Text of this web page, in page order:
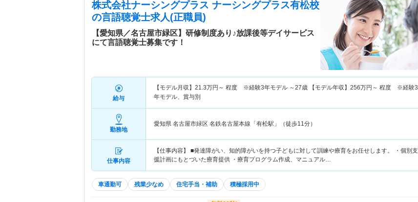
株式会社ナーシングプラス ナーシングプラス有松校
の言語聴覚士求人(正職員)
【愛知県／名古屋市緑区】研修制度あり♪放課後等デイサービス
にて言語聴覚士募集です！
給与
【モデル月収】 21.3万円～ 程度 ※経験3年モデル ～27歳 【モデル年収】 256万円～ 程度 ※経験3
年モデル、賞与別
勤務地
愛知県 名古屋市緑区 名鉄名古屋本線「有松駅」（徒歩11分）
仕事内容
【仕事内容】 ■発達障がい、知的障がいを持つ子どもに対して訓練や療育をお任せします。 ・個別支
援計画にもとづいた療育提供 ・療育プログラム作成、マニュアル…
車通勤可 残業少なめ 住宅手当・補助 積極採用中